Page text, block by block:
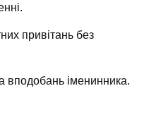
привітань без
вподобань іменинника.